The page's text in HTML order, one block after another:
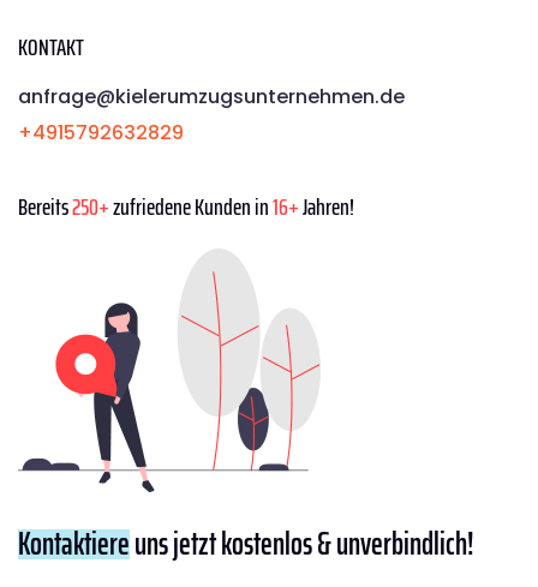
KONTAKT
anfrage@kielerumzugsunternehmen.de
+4915792632829
Bereits250+zufriedene Kunden in16+Jahren!
Kontaktiereuns jetzt kostenlos & unverbindlich!